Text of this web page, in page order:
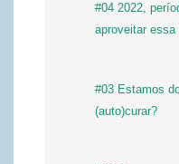
#04 2022,
aproveitar
#03 Estamos
(auto)curar?